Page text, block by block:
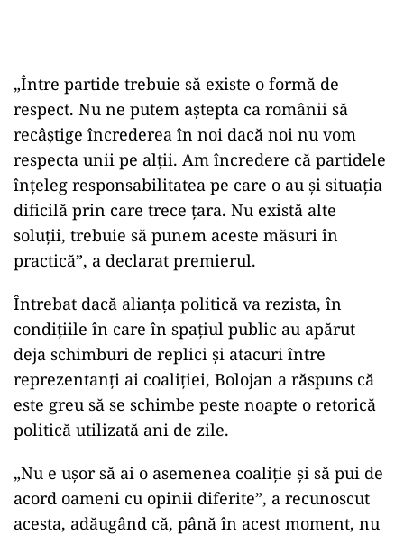
„Între partide trebuie să existe o formă de
respect. Nu ne putem aştepta ca românii să
recâştige încrederea în noi dacă noi nu vom
respecta unii pe alţii. Am încredere că partidele
înţeleg responsabilitatea pe care o au şi situaţia
dificilă prin care trece ţara. Nu există alte
soluţii, trebuie să punem aceste măsuri în
practică”, a declarat premierul.
Întrebat dacă alianța politică va rezista, în
condițiile în care în spațiul public au apărut
deja schimburi de replici și atacuri între
reprezentanți ai coaliției, Bolojan a răspuns că
este greu să se schimbe peste noapte o retorică
politică utilizată ani de zile.
„Nu e uşor să ai o asemenea coaliţie şi să pui de
acord oameni cu opinii diferite”, a recunoscut
acesta, adăugând că, până în acest moment, nu